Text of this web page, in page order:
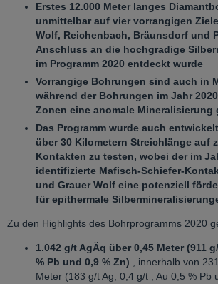
Erstes 12.000 Meter langes
unmittelbar auf vier vorrangigen
Wolf, Reichenbach, Bräunsdorf und
Anschluss an die hochgradige
im Programm 2020 entdeckt wurde
Vorrangige Bohrungen sind auch in
während der Bohrungen im Jahr
Zonen eine anomale Mineralisierung
Das Programm wurde auch
über 30 Kilometern Streichlänge auf
Kontakten zu testen, wobei der im
identifizierte Mafisch-Schiefer-
und Grauer Wolf eine potenziell
für epithermale
Zu den Highlights des Bohrprogramms 2020
1.042 g/t AgÄq über 0,45 Meter (911
% Pb und 0,9 % Zn) , innerhalb von
Meter (183 g/t Ag, 0,4 g/t , Au 0,5 % Pb